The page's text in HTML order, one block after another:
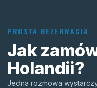
PROSTA REZERWACJA
Jak
Holandii?
Jedna rozmowa